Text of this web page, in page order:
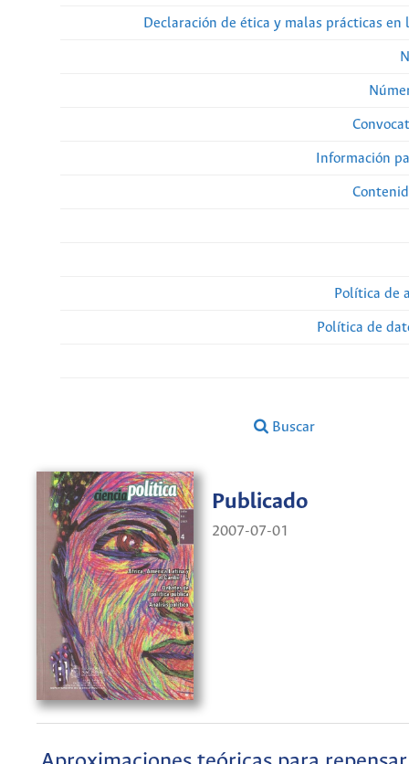
Declaración de ética y malas prácticas en
Información
Política de
Política de
Buscar
Publicado
2007-07-01